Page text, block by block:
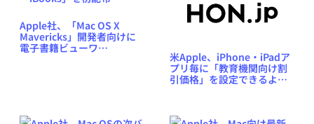
Apple社、「Mac OS X
Mavericks」開発者向けに
電子書籍ビューワ
米Apple、iPhone・iPadア
プリ毎に「教育機関向け割
引価格」を設定できるよう